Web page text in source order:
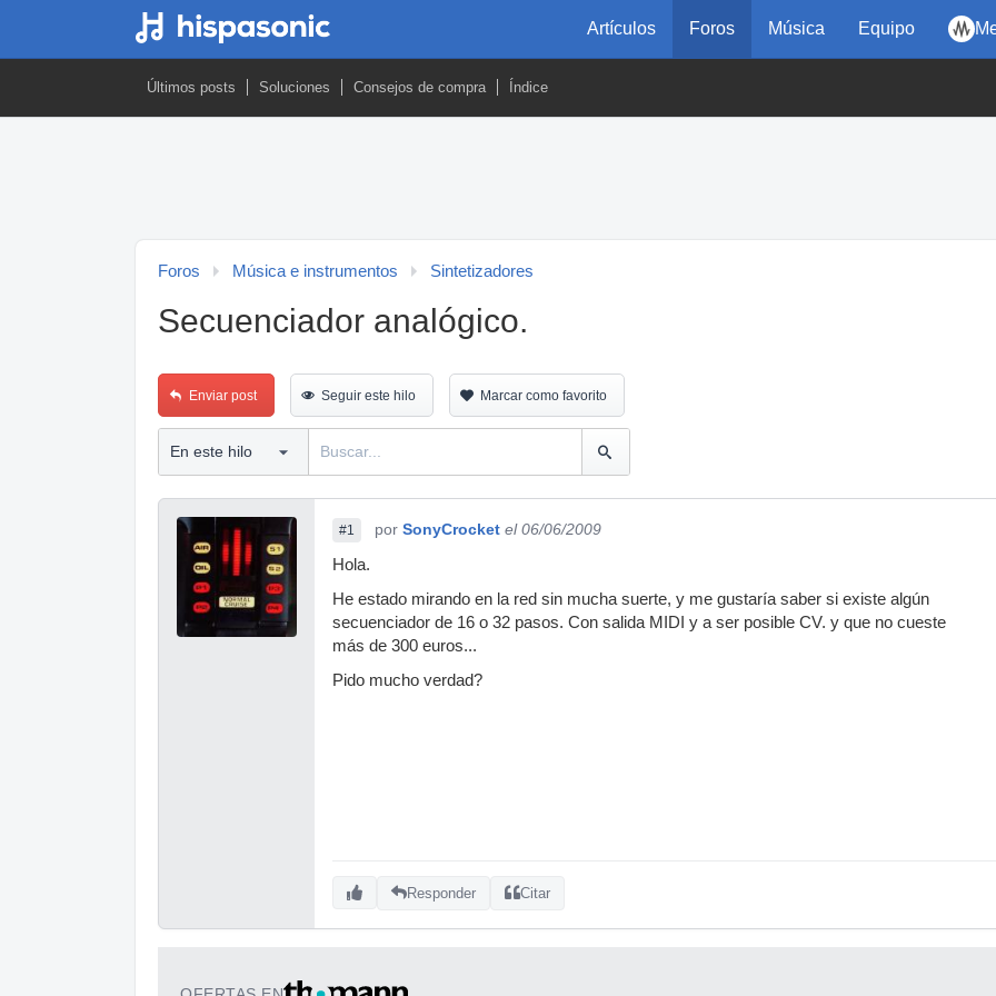
Artículos Foros Música Equipo
Últimos posts Soluciones Consejos de compra Índice
Foros Música e instrumentos Sintetizadores
Secuenciador analógico.
Enviar post Seguir este hilo Marcar como favorito
#1 por SonyCrocket el 06/06/2009
Hola.
He estado mirando en la red sin mucha suerte, y me gustaría saber si existe algún
secuenciador de 16 o 32 pasos. Con salida MIDI y a ser posible CV. y que no cueste
más de 300 euros...
Pido mucho verdad?
Responder Citar